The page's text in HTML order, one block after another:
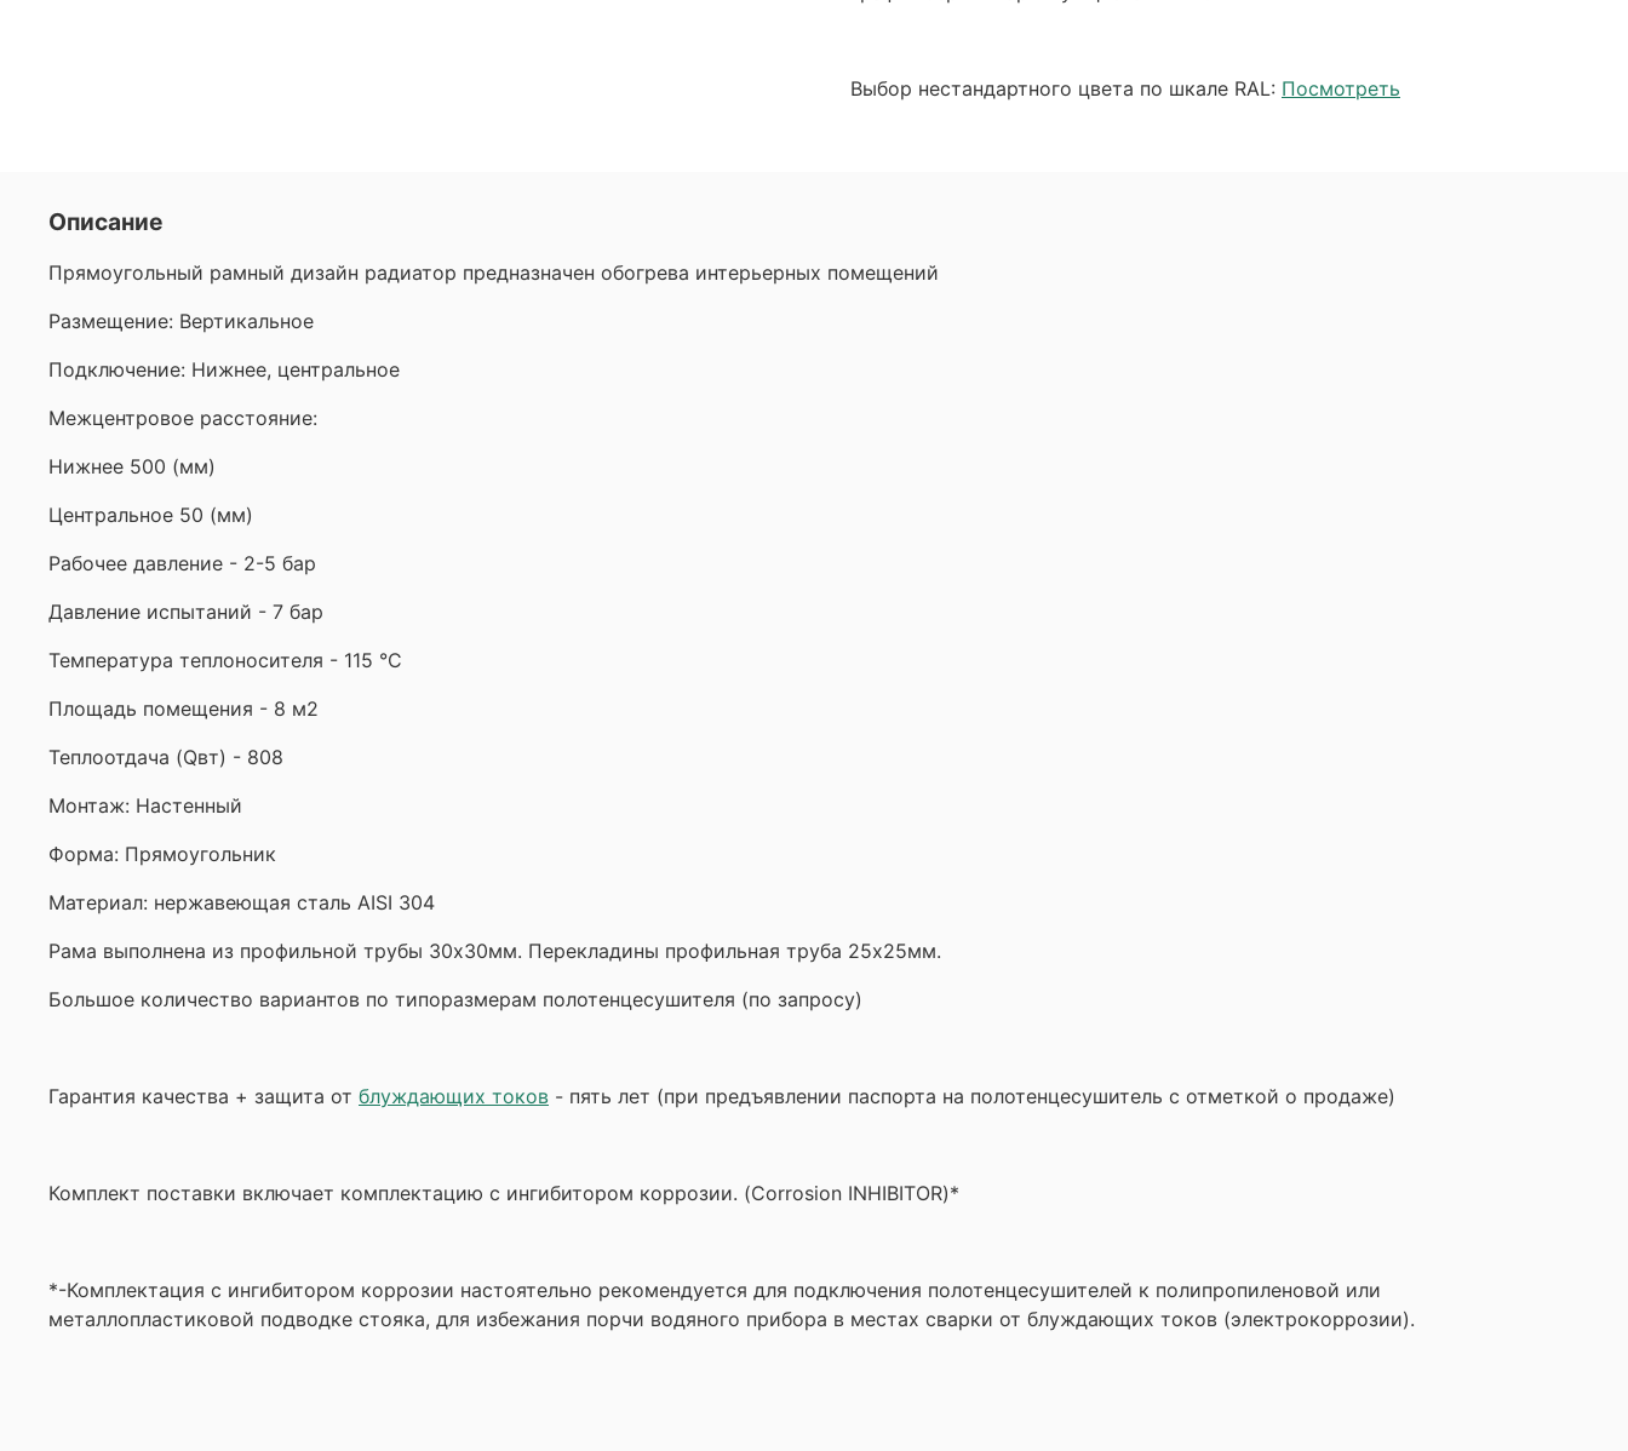
Выбор нестандартного цвета по шкале RAL: Посмотреть
Описание
Прямоугольный рамный дизайн радиатор предназначен обогрева интерьерных помещений
Размещение: Вертикальное
Подключение: Нижнее, центральное
Межцентровое расстояние:
Нижнее 500 (мм)
Центральное 50 (мм)
Рабочее давление - 2-5 бар
Давление испытаний - 7 бар
Температура теплоносителя - 115 °С
Площадь помещения - 8 м2
Теплоотдача (Qвт) - 808
Монтаж: Настенный
Форма: Прямоугольник
Материал: нержавеющая сталь AISI 304
Рама выполнена из профильной трубы 30х30мм. Перекладины профильная труба 25х25мм.
Большое количество вариантов по типоразмерам полотенцесушителя (по запросу)
Гарантия качества + защита от блуждающих токов - пять лет (при предъявлении паспорта на полотенцесушитель с отметкой о продаже)
Комплект поставки включает комплектацию с ингибитором коррозии. (Corrosion INHIBITOR)*
*-Комплектация с ингибитором коррозии настоятельно рекомендуется для подключения полотенцесушителей к полипропиленовой или
металлопластиковой подводке стояка, для избежания порчи водяного прибора в местах сварки от блуждающих токов (электрокоррозии).